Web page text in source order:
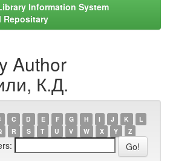
Information System
Repositary
Author
К.Д.
C D E F G H I J K
L
R S T U V W X Y Z